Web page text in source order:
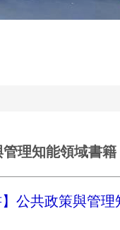
理知能領域書籍
公共政策與管理